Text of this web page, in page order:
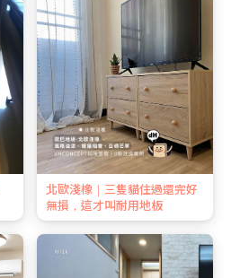
北歐淺橡｜三隻貓住過還完好
無損，這才叫耐用地板